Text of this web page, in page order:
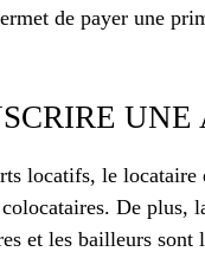
de payer une
locatifs, le locataire
De
et les bailleurs